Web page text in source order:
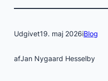
Udgivet19. maj 2026iBlog
afJan Nygaard Hesselby